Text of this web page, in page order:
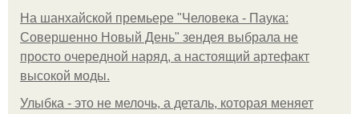
На шанхайской премьере "Человека - Паука:
Совершенно Новый День" зендея выбрала не
просто очередной наряд, а настоящий артефакт
высокой моды.
Улыбка - это не мелочь, а деталь, которая меняет